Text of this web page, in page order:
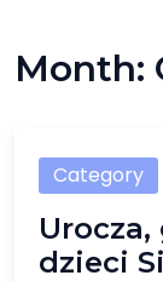
Month:
Category
dzieci